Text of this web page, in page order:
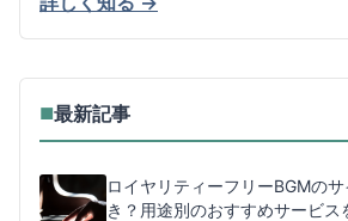
■最新記事
ロイヤリティーフリーBGMの
き？用途別のおすすめサービス